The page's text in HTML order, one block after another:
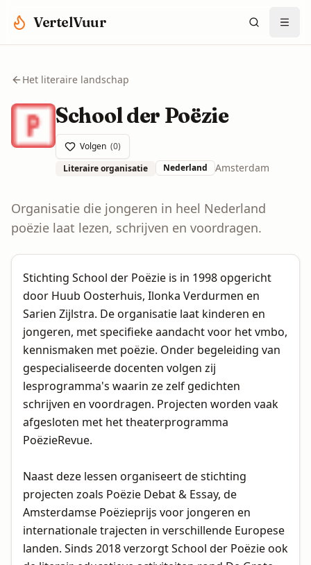
VertelVuur
Het literaire landschap
School der Poëzie
Volgen (0)
Literaire organisatie
Nederland Amsterdam
Organisatie die jongeren in heel Nederland
poëzie laat lezen, schrijven en voordragen.
Stichting School der Poëzie is in 1998 opgericht
door Huub Oosterhuis, Ilonka Verdurmen en
Sarien Zijlstra. De organisatie laat kinderen en
jongeren, met specifieke aandacht voor het vmbo,
kennismaken met poëzie. Onder begeleiding van
gespecialiseerde docenten volgen zij
lesprogramma's waarin ze zelf gedichten
schrijven en voordragen. Projecten worden vaak
afgesloten met het theaterprogramma
PoëzieRevue.
Naast deze lessen organiseert de stichting
projecten zoals Poëzie Debat & Essay, de
Amsterdamse Poëzieprijs voor jongeren en
internationale trajecten in verschillende Europese
landen. Sinds 2018 verzorgt School der Poëzie ook